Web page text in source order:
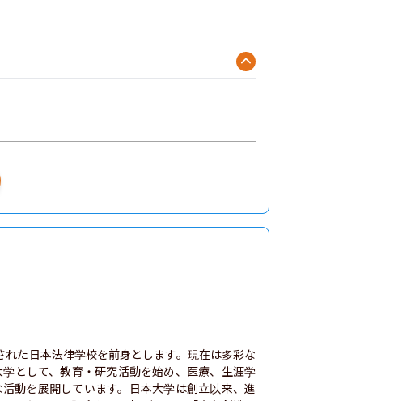
た日本法律学校を前身とします。現在は多彩な
として、教育・研究活動を始め、医療、生涯学
動を展開しています。日本大学は創立以来、進